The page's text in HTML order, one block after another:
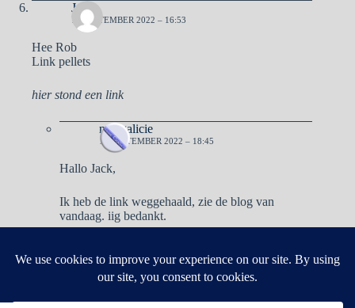
Jack
16 SEPTEMBER 2022 – 16:53
Hee Rob
Link pellets
hier stond een link
naargalicie
16 SEPTEMBER 2022 – 18:45
Hallo Jack,
Ik heb de link weggehaald, zie de blog van
vandaag. iig bedankt.
Reacties zijn gesloten.